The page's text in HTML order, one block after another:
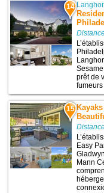
14
prêt de
fumeurs
15
Easy
Mann